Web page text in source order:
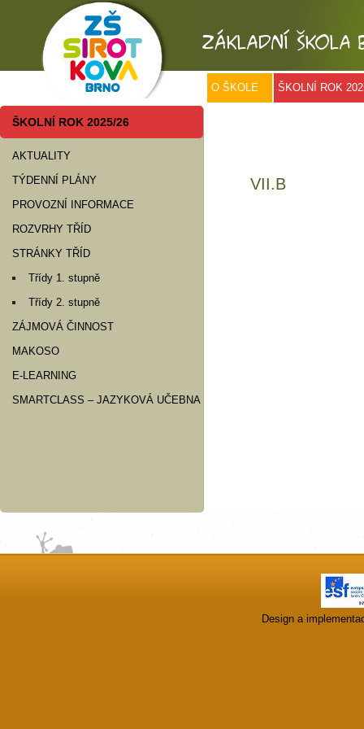
O ŠKOLE ŠKOLNÍ ROK
ŠKOLNÍ ROK 2025/26
AKTUALITY
TÝDENNÍ PLÁNY
PROVOZNÍ INFORMACE
ROZVRHY TŘÍD
STRÁNKY TŘÍD
Třídy 1. stupně
Třídy 2. stupně
ZÁJMOVÁ ČINNOST
MAKOSO
E-LEARNING
SMARTCLASS – JAZYKOVÁ UČEBNA
VII.B
Design a